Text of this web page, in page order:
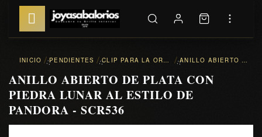
INICIO ::PENDIENTES :: CLIP PARA LA OREJA :: ANILLO ABIERTO DE PLATA CON PIEDRA LUNAR AL ESTILO DE PANDORA - SCR536
ANILLO ABIERTO DE PLATA CON
PIEDRA LUNAR AL ESTILO DE
PANDORA - SCR536